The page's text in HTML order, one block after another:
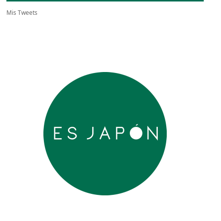
Mis Tweets